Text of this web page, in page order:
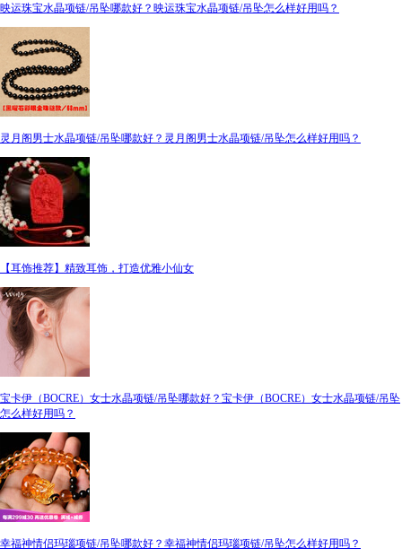
映运珠宝水晶项链/吊坠哪款好？映运珠宝水晶项链/吊坠怎么样好用吗？
灵月阁男士水晶项链/吊坠哪款好？灵月阁男士水晶项链/吊坠怎么样好用吗？
【耳饰推荐】精致耳饰，打造优雅小仙女
宝卡伊（BOCRE）女士水晶项链/吊坠哪款好？宝卡伊（BOCRE）女士水晶项链/吊坠
怎么样好用吗？
幸福神情侣玛瑙项链/吊坠哪款好？幸福神情侣玛瑙项链/吊坠怎么样好用吗？